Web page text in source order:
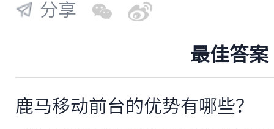
分享
最佳答案
鹿马移动前台的优势有哪些？